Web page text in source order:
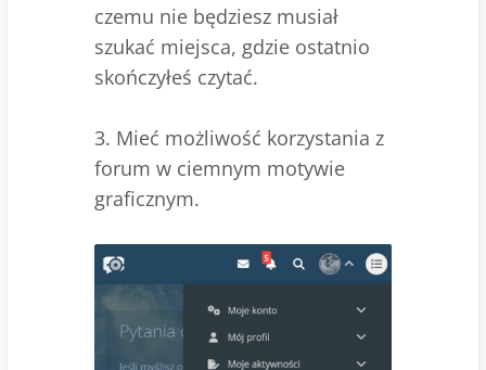
czemu nie będziesz musiał
szukać miejsca, gdzie ostatnio
skończyłeś czytać.
3. Mieć możliwość korzystania z
forum w ciemnym motywie
graficznym.